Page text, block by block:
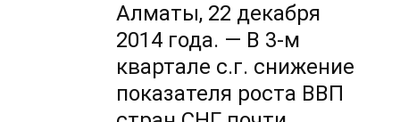
Алматы, 22 декабря
2014 года. — В 3-м
квартале с.г. снижение
показателя роста ВВП